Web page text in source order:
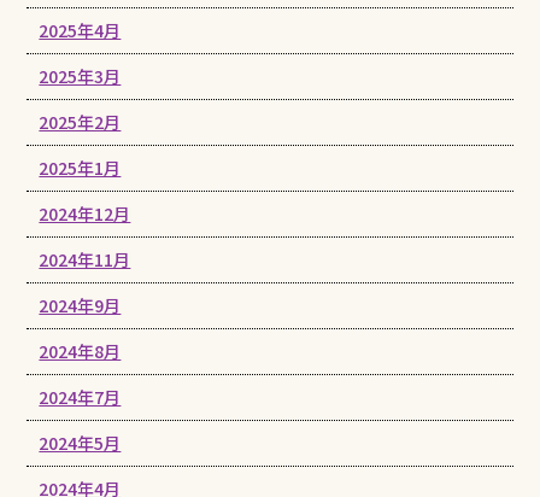
2025年4月
2025年3月
2025年2月
2025年1月
2024年12月
2024年11月
2024年9月
2024年8月
2024年7月
2024年5月
2024年4月